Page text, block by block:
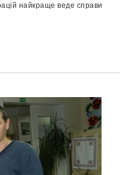
найкраще веде справи